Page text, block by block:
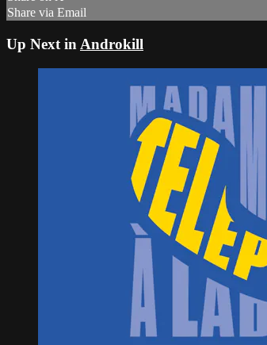
Share via Email
Up Next in Androkill